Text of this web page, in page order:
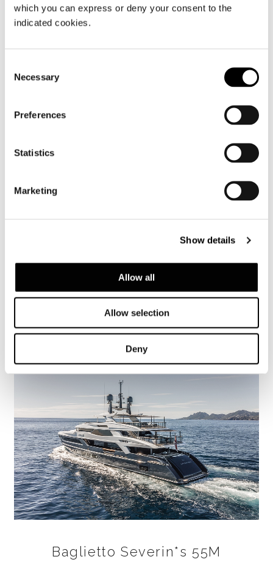
which you can express or deny your consent to the
indicated cookies.
Selection
Necessary
Preferences
Statistics
Marketing
Show details
Allow all
Allow selection
Deny
Dynamiq GTT 115 Hybrid
Yacht Tatiana V
Baglietto Severin*s 55M